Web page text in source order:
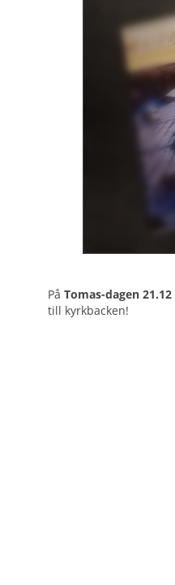
På Tomas-dagen 21.12
till kyrkbacken!